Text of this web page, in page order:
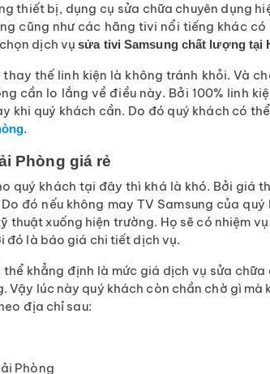
thiết bị, dụng cụ sửa chữa chuyên dụng
cũng như các hãng tivi nổi tiếng khác
dịch vụsửa tivi Samsung chất lượng tại
thế linh kiện là không tránh khỏi. Và
cần lo lắng về điều này. Bởi 100% linh
khi quý khách cần. Do đó quý khách có
.
Phòng giá rẻ
quý khách tại đây thì khá là khó. Bởi giá
đó nếu không may TV Samsung của
thuật xuống hiện trường. Họ sẽ có nhiệm
đó là báo giá chi tiết dịch vụ.
khẳng định là mức giá dịch vụ sửa
Vậy lúc này quý khách còn chần chờ gì
địa chỉ sau:
Phòng